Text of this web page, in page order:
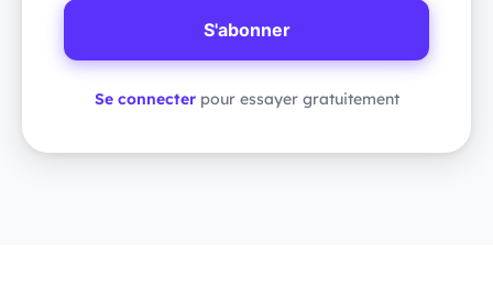
S'abonner
Se connecterpour essayer gratuitement